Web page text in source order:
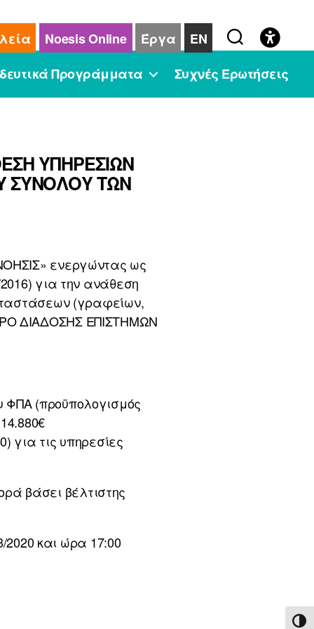
Noesis Online Έργα
EN
Προγράμματα
Συχνές Ερωτήσεις
ΥΠΗΡΕΣΙΩΝ
ΣΥΝΟΛΟΥ ΤΩΝ
ενεργώντας ως
για την ανάθεση
(γραφείων,
ΔΙΑΔΟΣΗΣ ΕΠΙΣΤΗΜΩΝ
ΦΠΑ (προϋπολογισμός
για τις υπηρεσίες
βάσει βέλτιστης
και ώρα 17:00